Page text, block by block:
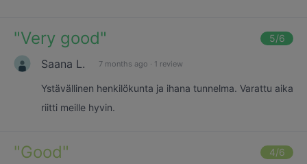
"Very good" 5/6
Saana L. 7 months ago · 1 review
Ystävällinen henkilökunta ja ihana tunnelma. Varattu aika
riitti meille hyvin.
"Good" 4/6